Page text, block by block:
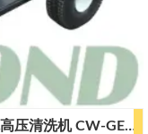
移动式燃气加热型冷、热水、蒸汽一体高压清洗机 CW-GEWS40